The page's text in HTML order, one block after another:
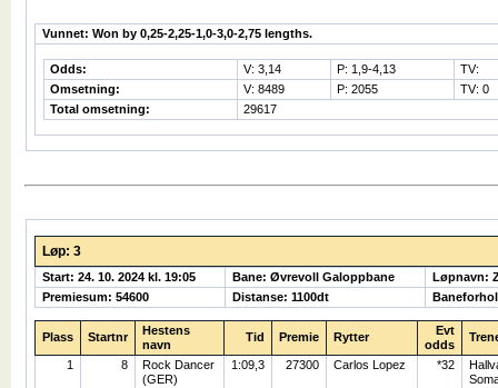
Vunnet: Won by 0,25-2,25-1,0-3,0-2,75 lengths.
Odds: V: 3,14 P: 1,9-4,13
TV:
Omsetning:
V: 8489 P: 2055
TV: 0
Total omsetning:
29617
Løp: 3
Start: 24. 10. 2024 kl. 19:05 Bane: Øvrevoll Galoppbane
Løpnavn:
Premiesum: 54600
Distanse: 1100dt
Plass Startnr
Hestens
navn
Tid Premie Rytter
Evt
odds
1 8
Rock Dancer
(GER)
1:09,3 27300 Carlos Lopez *32